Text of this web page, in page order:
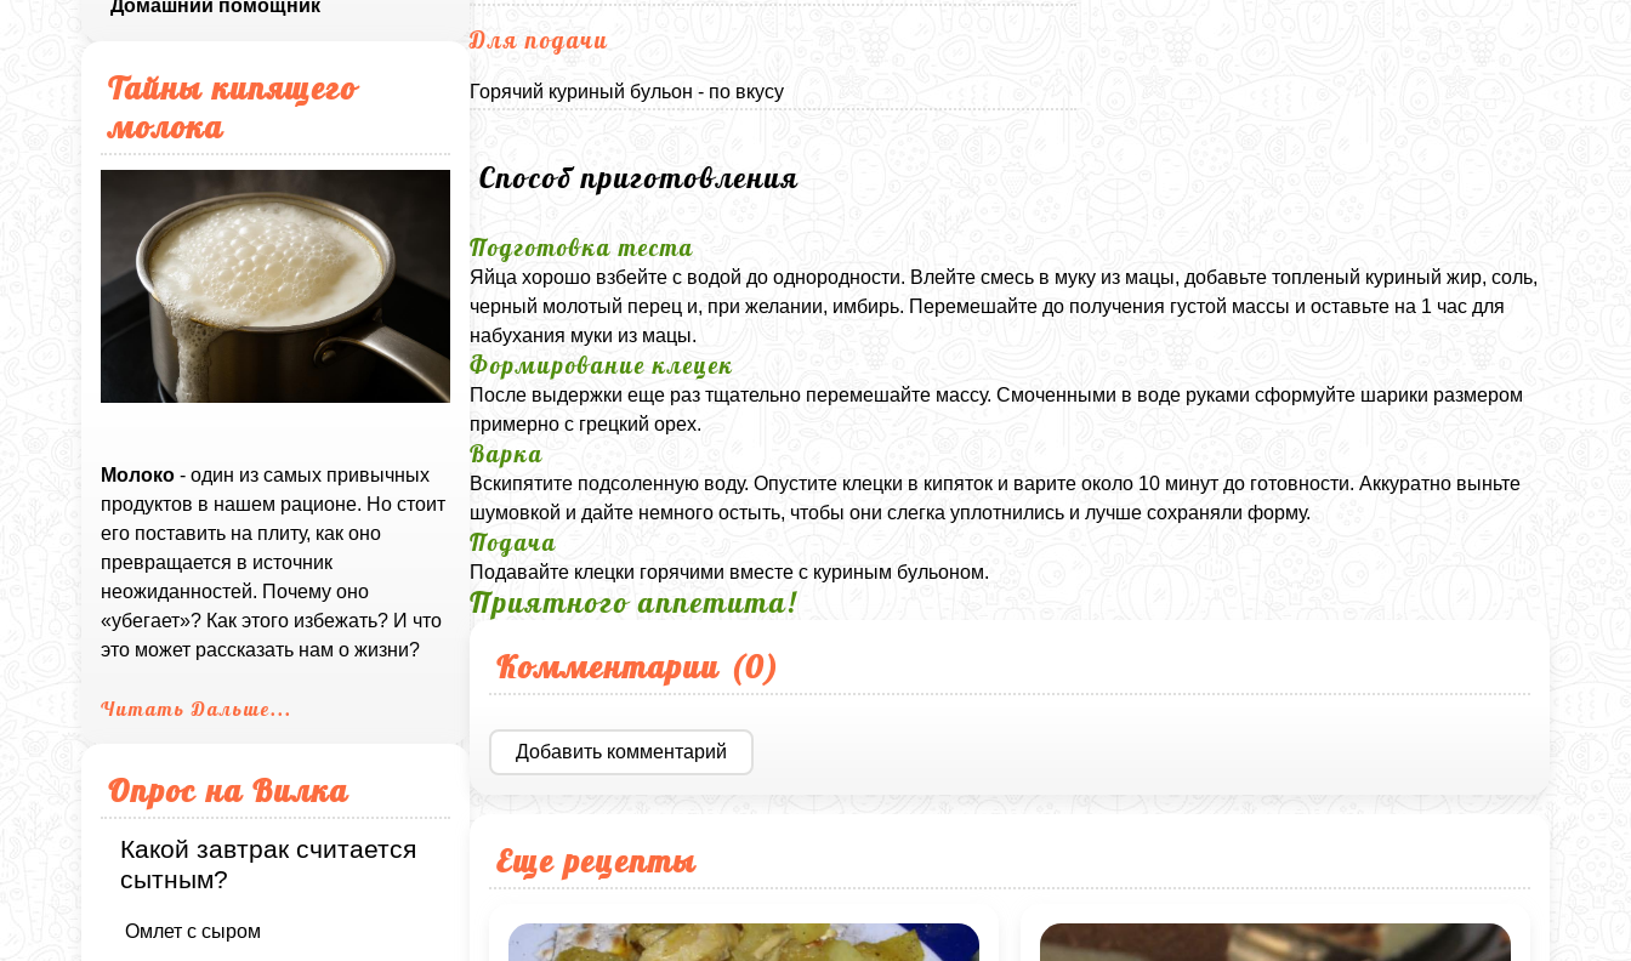
Домашний помощник
Тайны кипящего
молока
Молоко - один из самых привычных
продуктов в нашем рационе. Но стоит
его поставить на плиту, как оно
превращается в источник
неожиданностей. Почему оно
«убегает»? Как этого избежать? И что
это может рассказать нам о жизни?
Читать Дальше...
Опрос на Вилка
Какой завтрак считается
сытным?
Омлет с сыром
Для подачи
Горячий куриный бульон - по вкусу
Способ приготовления
Подготовка теста
Яйца хорошо взбейте с водой до однородности. Влейте смесь в муку из мацы, добавьте топленый куриный жир, соль,
черный молотый перец и, при желании, имбирь. Перемешайте до получения густой массы и оставьте на 1 час для
набухания муки из мацы.
Формирование клецек
После выдержки еще раз тщательно перемешайте массу. Смоченными в воде руками сформуйте шарики размером
примерно с грецкий орех.
Варка
Вскипятите подсоленную воду. Опустите клецки в кипяток и варите около 10 минут до готовности. Аккуратно выньте
шумовкой и дайте немного остыть, чтобы они слегка уплотнились и лучше сохраняли форму.
Подача
Подавайте клецки горячими вместе с куриным бульоном.
Приятного аппетита!
Комментарии (0)
Добавить комментарий
Еще рецепты